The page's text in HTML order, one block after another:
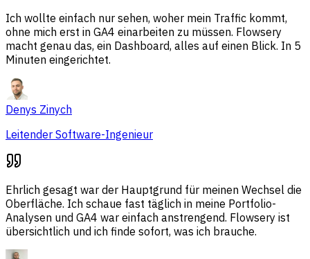
Ich wollte einfach nur sehen, woher mein Traffic kommt,
ohne mich erst in GA4 einarbeiten zu müssen. Flowsery
macht genau das, ein Dashboard, alles auf einen Blick. In 5
Minuten eingerichtet.
Denys Zinych
Leitender Software-Ingenieur
Ehrlich gesagt war der Hauptgrund für meinen Wechsel die
Oberfläche. Ich schaue fast täglich in meine Portfolio-
Analysen und GA4 war einfach anstrengend. Flowsery ist
übersichtlich und ich finde sofort, was ich brauche.